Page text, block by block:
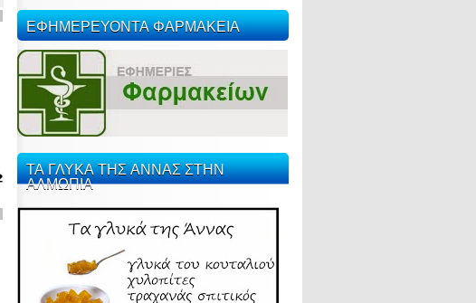
ΕΦΗΜΕΡΕΥΟΝΤΑ ΦΑΡΜΑΚΕΙΑ
ΤΑ ΓΛΥΚΑ ΤΗΣ ΑΝΝΑΣ ΣΤΗΝ
ΑΛΜΩΠΙΑ